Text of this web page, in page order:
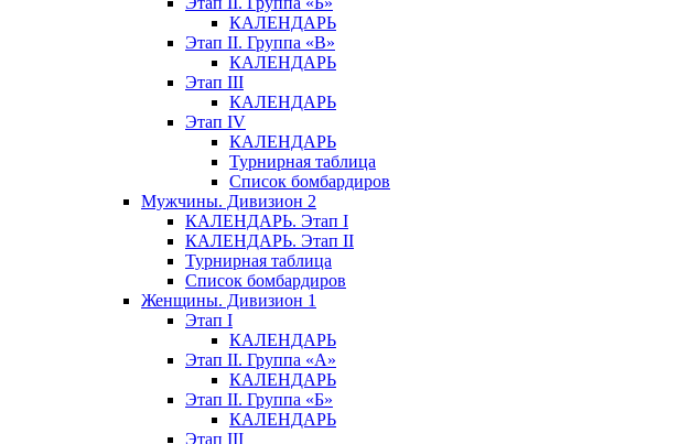
КАЛЕНДАРЬ
Этап II. Группа «В»
КАЛЕНДАРЬ
Этап III
КАЛЕНДАРЬ
Этап IV
КАЛЕНДАРЬ
Турнирная таблица
Список бомбардиров
Мужчины. Дивизион 2
КАЛЕНДАРЬ. Этап I
КАЛЕНДАРЬ. Этап II
Турнирная таблица
Список бомбардиров
Женщины. Дивизион 1
Этап I
КАЛЕНДАРЬ
Этап II. Группа «А»
КАЛЕНДАРЬ
Этап II. Группа «Б»
КАЛЕНДАРЬ
Этап III